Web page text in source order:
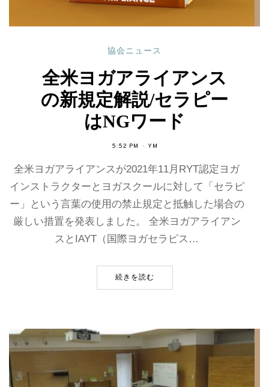
協会ニュース
全米ヨガアライアンス
の新規定解説/セラピー
はNGワード
5:52 PM YM
全米ヨガアライアンスが2021年11月RYT認定ヨガ
インストラクターとヨガスクールに対して「セラピ
ー」という言葉の使用の禁止規定と抵触した場合の
厳しい措置を発表しました。 全米ヨガアライアン
スとIAYT（国際ヨガセラピス…
続きを読む